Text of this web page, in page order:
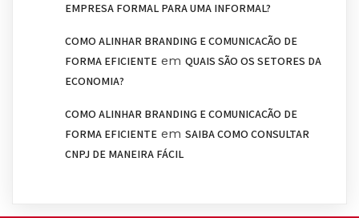
EMPRESA FORMAL PARA UMA INFORMAL?
COMO ALINHAR BRANDING E COMUNICAÇÃO DE
FORMA EFICIENTE em QUAIS SÃO OS SETORES DA
ECONOMIA?
COMO ALINHAR BRANDING E COMUNICAÇÃO DE
FORMA EFICIENTE em SAIBA COMO CONSULTAR
CNPJ DE MANEIRA FÁCIL